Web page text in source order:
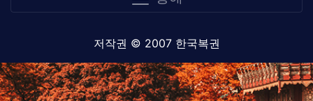
저작권 © 2007 한국복권